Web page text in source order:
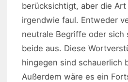
berücksichtigt, aber die
irgendwie faul. Entweder
neutrale Begriffe oder sich
beide aus. Diese
hingegen sind schauerlich
Außerdem wäre es ein